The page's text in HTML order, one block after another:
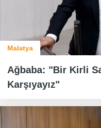
Malatya
Ağbaba: "Bir Kirli
Karşıyayız"